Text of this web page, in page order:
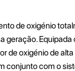
de oxigénio
geração. Equipada
de oxigénio de alta
conjunto com o